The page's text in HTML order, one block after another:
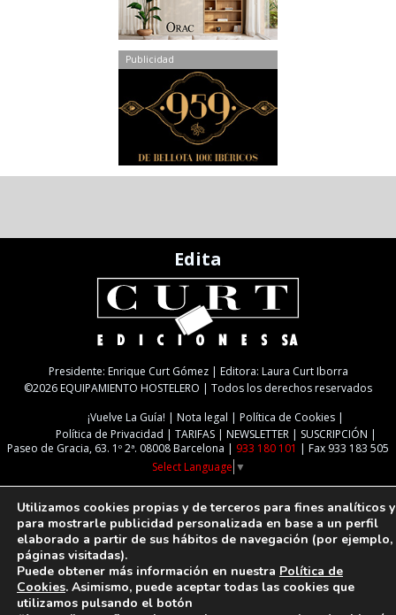
Publicidad
Edita
Presidente: Enrique Curt Gómez | Editora: Laura Curt Iborra
©2026 EQUIPAMIENTO HOSTELERO | Todos los derechos reservados
¡Vuelve La Guía!
Nota legal
Política de Cookies
Política de Privacidad
TARIFAS NEWSLETTER
SUSCRIPCIÓN
Paseo de Gracia, 63. 1º 2ª. 08008 Barcelona | 933 180 101
| Fax 933 183 505
Select Language ▼
Utilizamos cookies propias y de terceros para fines analíticos y
para mostrarle publicidad personalizada en base a un perfil
elaborado a partir de sus hábitos de navegación (por ejemplo,
páginas visitadas).
Puede obtener más información en nuestra Política de
Cookies. Asimismo, puede aceptar todas las cookies que
utilizamos pulsando el botón